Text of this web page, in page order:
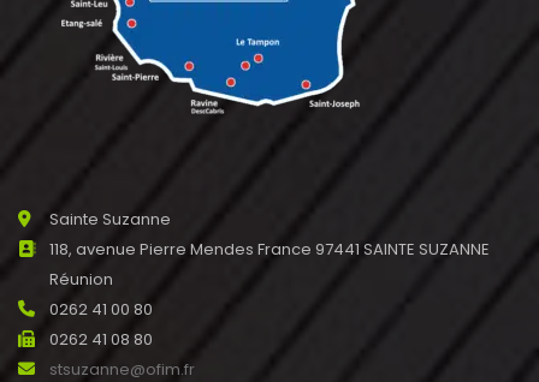
Sainte Suzanne
118, avenue Pierre Mendes France 97441 SAINTE SUZANNE
Réunion
0262 41 00 80
0262 41 08 80
stsuzanne@ofim.fr